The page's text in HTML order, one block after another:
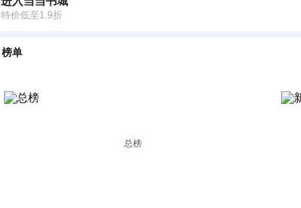
特价低至1.9折
榜单
总榜